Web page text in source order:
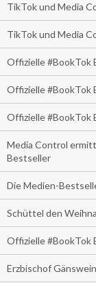
TikTok und Media
TikTok und Media
Offizielle #BookTok
Offizielle #BookTok
Offizielle #BookTok
Media Control
Bestseller
Die Medien-
Schüttel den
Offizielle #BookTok
Erzbischof